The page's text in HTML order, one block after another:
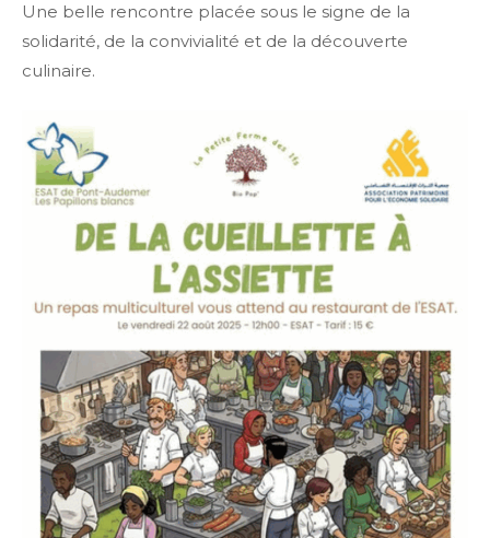
Une belle rencontre placée sous le signe de la
solidarité, de la convivialité et de la découverte
culinaire.